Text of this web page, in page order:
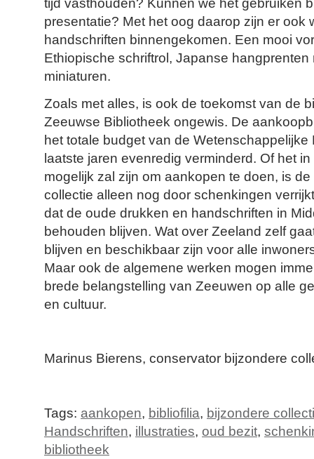
tijd vasthouden? Kunnen we het gebruiken
presentatie? Met het oog daarop zijn er ook
handschriften binnengekomen. Een mooi
Ethiopische schriftrol, Japanse hangprenten
miniaturen.
Zoals met alles, is ook de toekomst van de
Zeeuwse Bibliotheek ongewis. De
het totale budget van de Wetenschappelijke
laatste jaren evenredig verminderd. Of het
mogelijk zal zijn om aankopen te doen, is
collectie alleen nog door schenkingen
dat de oude drukken en handschriften in
behouden blijven. Wat over Zeeland zelf
blijven en beschikbaar zijn voor alle
Maar ook de algemene werken mogen
brede belangstelling van Zeeuwen op alle
en cultuur.
Marinus Bierens, conservator bijzondere
Tags: aankopen, bibliofilia, bijzondere
Handschriften, illustraties, oud bezit,
bibliotheek